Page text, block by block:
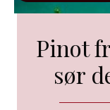
Pinot
sør